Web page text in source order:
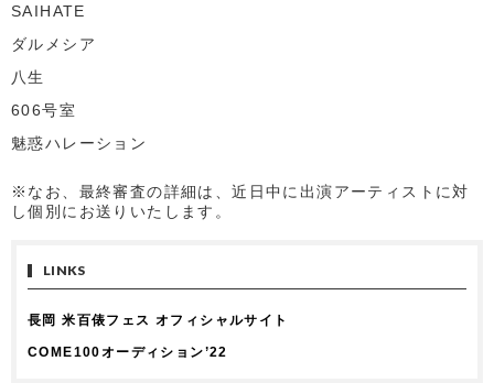
SAIHATE
ダルメシア
八生
606号室
魅惑ハレーション
※なお、最終審査の詳細は、近日中に出演アーティストに対
し個別にお送りいたします。
LINKS
長岡 米百俵フェス オフィシャルサイト
COME100オーディション’22